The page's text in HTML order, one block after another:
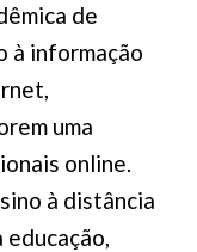
de
à informação
uma
online.
à distância